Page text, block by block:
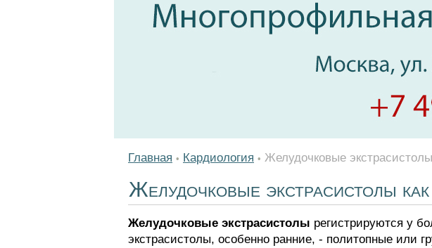
Главная • Кардиология • Желудочковые
Желудочковые экстрасистолы
Желудочковые экстрасистолы регистрируются у
экстрасистолы, особенно ранние, - политопные или